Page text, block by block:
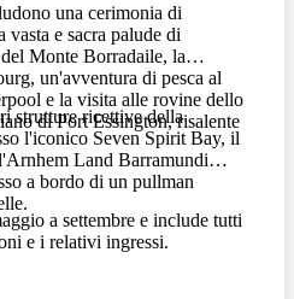
una cerimonia di
e sacra palude di
Monte Borradaile, la
un'avventura di pesca al
e la visita alle rovine dello
di Port Essington, risalente
strutture ricettive della
l'iconico Seven Spirit Bay, il
Land Barramundi
a bordo di un pullman
a settembre e include tutti
e i relativi ingressi.